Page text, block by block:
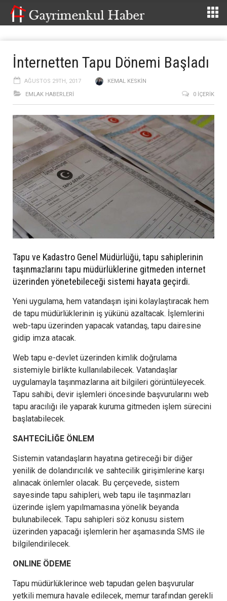
İnternetten Tapu Dönemi Başladı
AĞUSTOS 29TH, 2017
KEMAL KESKIN
EMLAK HABERLERI
0 İÇERIK
Tapu ve Kadastro Genel Müdürlüğü, tapu sahiplerinin
taşınmazlarını tapu müdürlüklerine gitmeden internet
üzerinden yönetebileceği sistemi hayata geçirdi.
Yeni uygulama, hem vatandaşın işini kolaylaştıracak hem
de tapu müdürlüklerinin iş yükünü azaltacak. İşlemlerini
web-tapu üzerinden yapacak vatandaş, tapu dairesine
gidip imza atacak.
Web tapu e-devlet üzerinden kimlik doğrulama
sistemiyle birlikte kullanılabilecek. Vatandaşlar
uygulamayla taşınmazlarına ait bilgileri görüntüleyecek.
Tapu sahibi, devir işlemleri öncesinde başvurularını web
tapu aracılığı ile yaparak kuruma gitmeden işlem sürecini
başlatabilecek.
SAHTECİLİĞE ÖNLEM
Sistemin vatandaşların hayatına getireceği bir diğer
yenilik de dolandırıcılık ve sahtecilik girişimlerine karşı
alınacak önlemler olacak. Bu çerçevede, sistem
sayesinde tapu sahipleri, web tapu ile taşınmazları
üzerinde işlem yapılmamasına yönelik beyanda
bulunabilecek. Tapu sahipleri söz konusu sistem
üzerinden yapacağı işlemlerin her aşamasında SMS ile
bilgilendirilecek.
ONLINE ÖDEME
Tapu müdürlüklerince web tapudan gelen başvurular
yetkili memura havale edilecek, memur tarafından gerekli